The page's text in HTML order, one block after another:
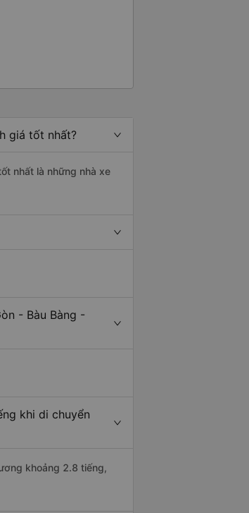
giá tốt nhất?
nhất là những nhà xe
- Bàu Bàng -
khi di chuyển
khoảng 2.8 tiếng,